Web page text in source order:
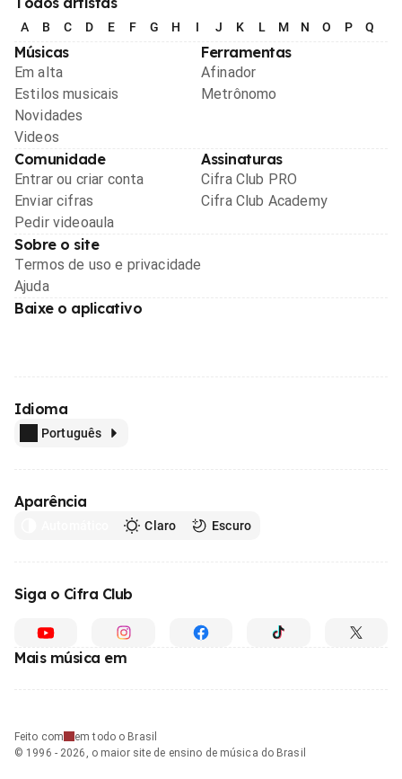
A B C D E F G H I J K L M N O P Q
Músicas
Em alta
Estilos musicais
Novidades
Videos
Ferramentas
Afinador
Metrônomo
Comunidade
Entrar ou criar conta
Enviar cifras
Pedir videoaula
Assinaturas
Cifra Club PRO
Cifra Club Academy
Sobre o site
Termos de uso e privacidade
Ajuda
Baixe o aplicativo
Idioma
Português
Aparência
Claro Escuro
Siga o Cifra Club
Mais música em
Feito com
em todo o Brasil
© 1996 - 2026, o maior site de ensino de música do Brasil